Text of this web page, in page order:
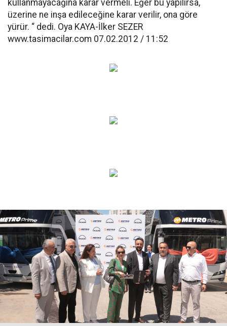
kullanmayacağına karar vermeli. Eğer bu yapılırsa,
üzerine ne inşa edileceğine karar verilir, ona göre
yürür. “ dedi. Oya KAYA-İlker SEZER
www.tasimacilar.com 07.02.2012 / 11:52